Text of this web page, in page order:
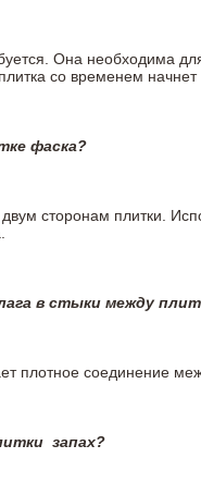
Она необходима
со временем
фаска?
сторонам плитки.
в стыки между
плотное соединение
запах?